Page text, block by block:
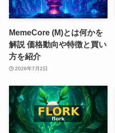
MemeCore (M)とは何かを
解説 価格動向や特徴と買い
方を紹介
2026年7月2日